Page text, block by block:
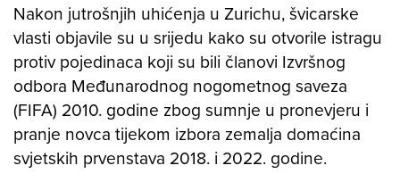
Nakon jutrošnjih uhićenja u Zurichu, švicarske
vlasti objavile su u srijedu kako su otvorile istragu
protiv pojedinaca koji su bili članovi Izvršnog
odbora Međunarodnog nogometnog saveza
(FIFA) 2010. godine zbog sumnje u pronevjeru i
pranje novca tijekom izbora zemalja domaćina
svjetskih prvenstava 2018. i 2022. godine.